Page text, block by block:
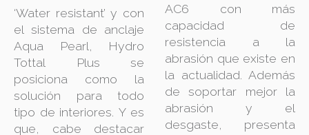
‘Water resistant’ y con
el sistema de anclaje
Aqua Pearl, Hydro
Tottal Plus se
posiciona como la
solución para todo
tipo de interiores. Y es
que, cabe destacar
AC6 con más
capacidad de
resistencia a la
abrasión que existe en
la actualidad. Además
de soportar mejor la
abrasión y el
desgaste, presenta